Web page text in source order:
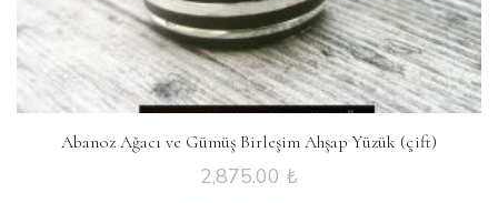
Abanoz Ağacı ve Gümüş Birleşim Ahşap Yüzük (çift)
2,875.00 ₺